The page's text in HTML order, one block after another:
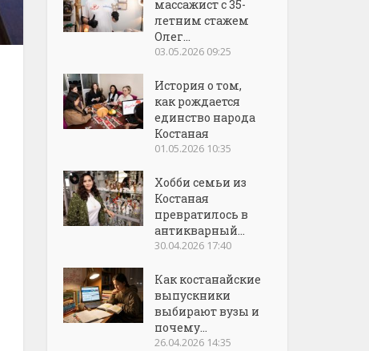
массажист с 35-
летним стажем
Олег...
03.05.2026 09:25
История о том,
как рождается
единство народа
Костаная
01.05.2026 10:35
Хобби семьи из
Костаная
превратилось в
антикварный...
30.04.2026 17:40
Как костанайские
выпускники
выбирают вузы и
почему...
26.04.2026 14:35